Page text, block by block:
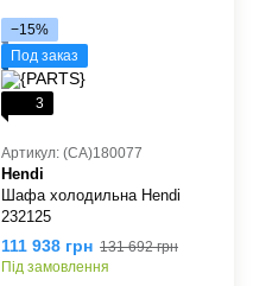
−15%
Под заказ
3
Артикул: (СА)180077
Hendi
Шафа холодильна Hendi
232125
111 938 грн 131 692 грн
Під замовлення